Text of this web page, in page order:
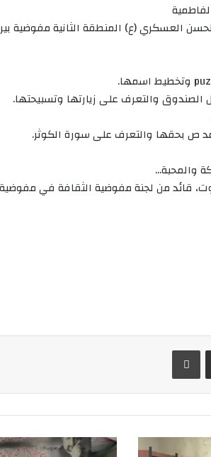
العسكري (ع) المنطقة الثانية مفوضية
الصندوق والتعرف على زيارتها وتسبيحتها.
ص بحقها والتعرف على سورة الكوثر.
والمحبة…
قائد من لجنة مفوضية الثقافة في مفوضية
مشاركة عبر البريد طباعة
النشاط